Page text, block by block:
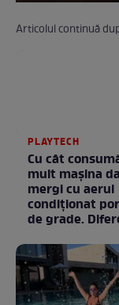
Articolul continuă
PLAYTECH
Cu cât
mult mașina
mergi cu aerul
condiționat
de grade.
decât crezi